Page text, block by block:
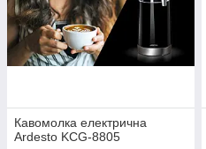
Кавомолка електрична
Ardesto KCG-8805